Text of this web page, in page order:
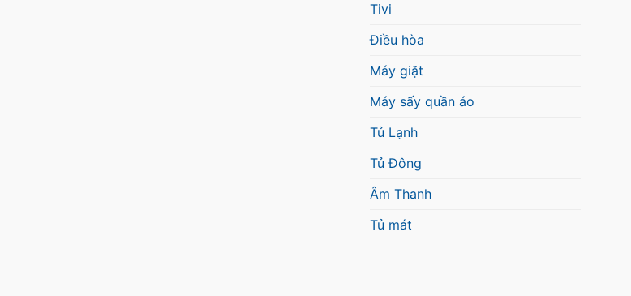
Tivi
Điều hòa
Máy giặt
Máy sấy quần áo
Tủ Lạnh
Tủ Đông
Âm Thanh
Tủ mát